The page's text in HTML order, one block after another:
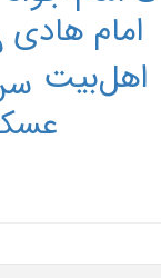
امام هادی
اهل‌بیت